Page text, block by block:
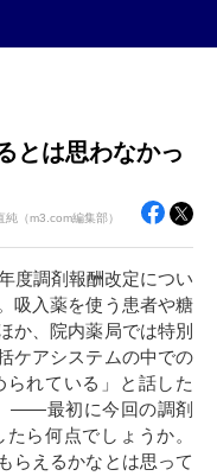
とは思わなかっ
（m3.com編集部）
度調剤報酬改定につい
吸入薬を使う患者や糖
か、院内薬局では特別
ケアシステムの中での
れている」と話した
――最初に今回の調剤
ら何点でしょうか。
らえるかなとは思って